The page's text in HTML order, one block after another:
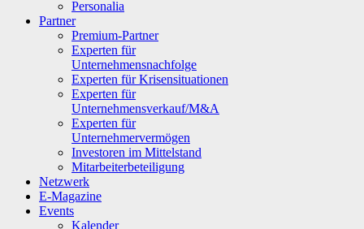
Personalia
Partner
Premium-Partner
Experten für
Unternehmensnachfolge
Experten für Krisensituationen
Experten für
Unternehmensverkauf/M&A
Experten für
Unternehmervermögen
Investoren im Mittelstand
Mitarbeiterbeteiligung
Netzwerk
E-Magazine
Events
Kalender